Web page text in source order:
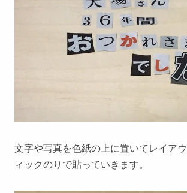
文字や写真を色紙の上に置いてレイア
ィックのりで貼っていきます。